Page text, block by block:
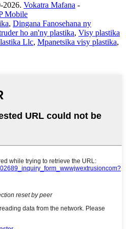
2026. Vokatra Mafana -
Mobile
, Dingana Fanosehana ny
ho an'ny plastika, Visy plastika
Llc, Mpanetsika visy plastika,